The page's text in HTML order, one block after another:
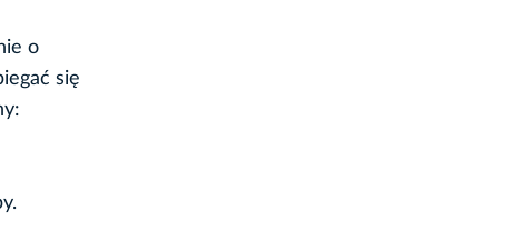
o
się